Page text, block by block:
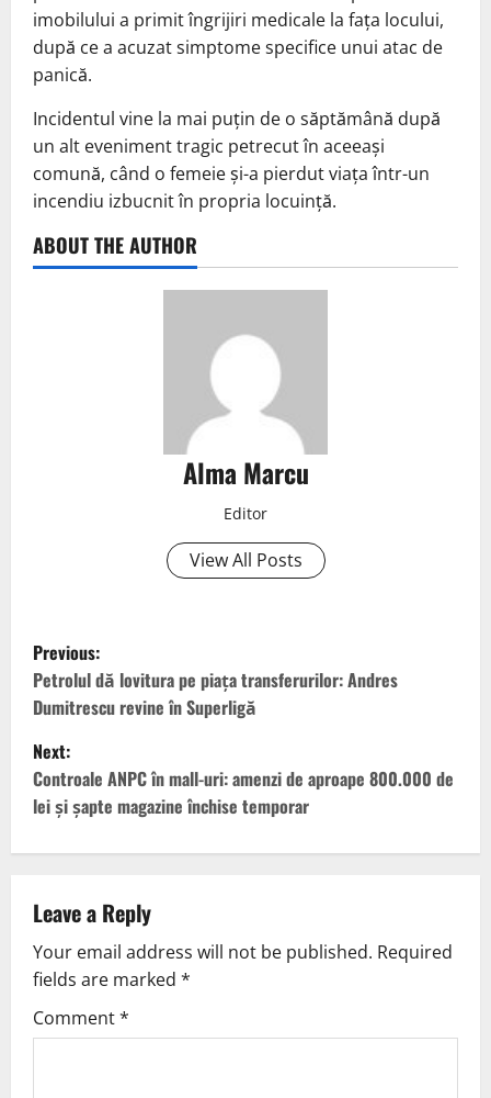
imobilului a primit îngrijiri medicale la fața locului,
după ce a acuzat simptome specifice unui atac de
panică.
Incidentul vine la mai puțin de o săptămână după
un alt eveniment tragic petrecut în aceeași
comună, când o femeie și-a pierdut viața într-un
incendiu izbucnit în propria locuință.
ABOUT THE AUTHOR
Alma Marcu
Editor
View All Posts
Previous:
Petrolul dă lovitura pe piața transferurilor: Andres
Dumitrescu revine în Superligă
Next:
Controale ANPC în mall-uri: amenzi de aproape 800.000 de
lei și șapte magazine închise temporar
Leave a Reply
Your email address will not be published. Required
fields are marked *
Comment*